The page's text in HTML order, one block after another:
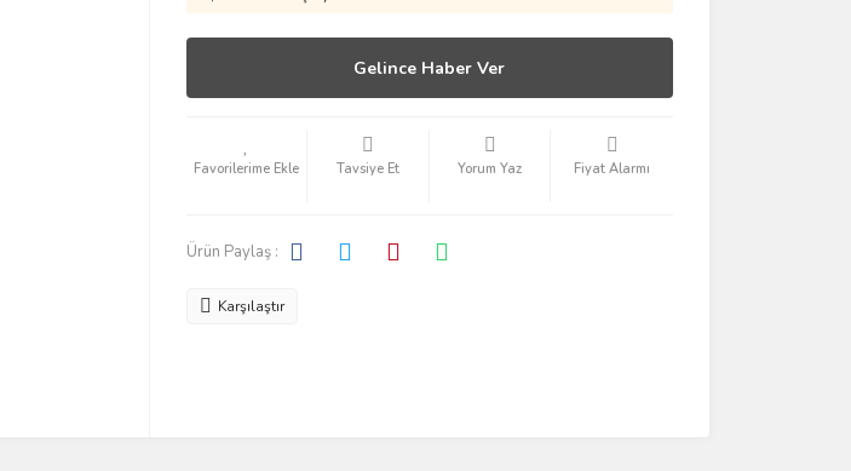
Gelince Haber Ver
Tavsiye Et Yorum Yaz Fiyat Alarmı
Ürün Paylaş :
Karşılaştır